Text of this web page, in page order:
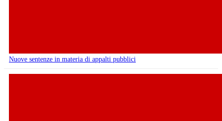
Nuove sentenze in materia di appalti pubblici